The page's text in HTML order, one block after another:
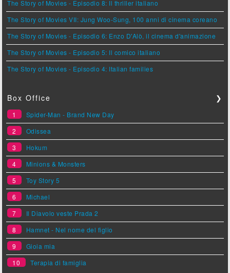
The Story of Movies - Episodio 8: Il thriller italiano
The Story of Movies VII: Jung Woo-Sung, 100 anni di cinema coreano
The Story of Movies - Episodio 6: Enzo D'Alò, il cinema d'animazione
The Story of Movies - Episodio 5: Il comico italiano
The Story of Movies - Episodio 4: Italian families
Box Office ❯
1
Spider-Man - Brand New Day
2
Odissea
3
Hokum
4
Minions & Monsters
5
Toy Story 5
6
Michael
7
Il Diavolo veste Prada 2
8
Hamnet - Nel nome del figlio
9
Gioia mia
10
Terapia di famiglia